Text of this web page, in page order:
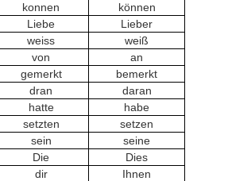
konnen
können
Liebe
Lieber
weiss
weiß
von
an
gemerkt
bemerkt
dran
daran
hatte
habe
setzten
setzen
sein
seine
Die
Dies
dir
Ihnen